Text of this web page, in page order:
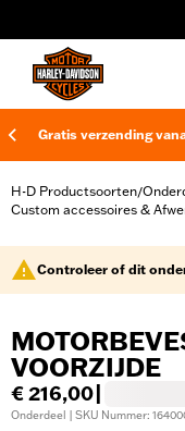
Gratis verzending
H-D Productsoorten/
Custom accessoires &
Controleer of dit
VOORZIJDE
€ 216,00
Onderdeel | SKU Nummer: